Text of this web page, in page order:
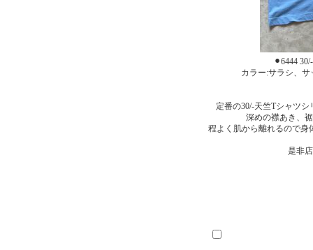
⚫︎6444
カラー:サラシ、
定番の30/-天竺Tシャツ
深めの襟あき、
程よく肌から離れるので身
是非